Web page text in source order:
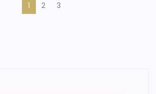
1 2 3